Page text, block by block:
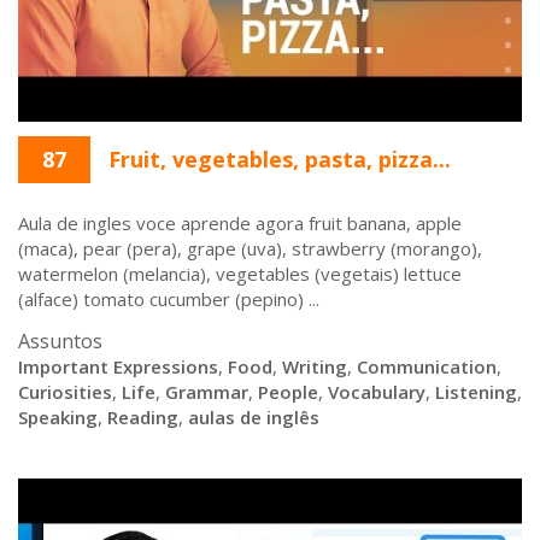
87 Fruit, vegetables, pasta, pizza...
Aula de ingles voce aprende agora fruit banana, apple
(maca), pear (pera), grape (uva), strawberry (morango),
watermelon (melancia), vegetables (vegetais) lettuce
(alface) tomato cucumber (pepino) ...
Assuntos
Important Expressions, Food, Writing, Communication,
Curiosities, Life, Grammar, People, Vocabulary, Listening,
Speaking, Reading, aulas de inglês